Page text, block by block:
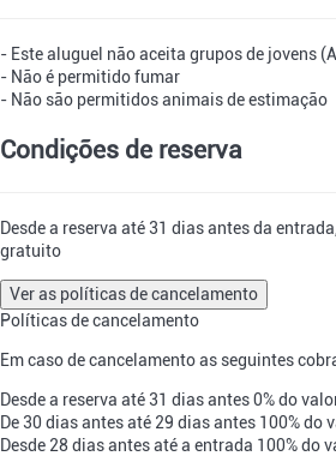
- Este aluguel não aceita grupos de jovens
- Não é permitido fumar
- Não são permitidos animais de estimação
Condições de reserva
Desde a reserva até 31 dias antes da
gratuito
Ver as políticas de cancelamento
Políticas de cancelamento
Em caso de cancelamento as seguintes
Desde a reserva até 31 dias antes0% do
De 30 dias antes até 29 dias antes 100% do
Desde 28 dias antes até a entrada 100% do